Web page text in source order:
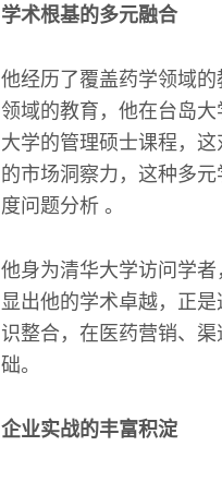
学术根基的多元融合
他经历了覆盖药学领域
领域的教育，他在台岛
大学的管理硕士课程，
的市场洞察力，这种多
度问题分析 。
他身为清华大学访问学
显出他的学术卓越，正
识整合，在医药营销、
础。
企业实战的丰富积淀